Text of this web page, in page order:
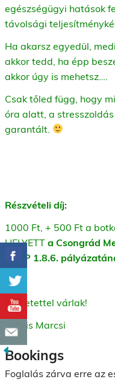
egészségügyi hatások
távolsági
Ha akarsz egyedül,
akkor tedd, ha épp
akkor úgy is mehetsz….
Csak tőled függ, hogy
óra alatt, a
garantált.
Részvételi díj:
1000 Ft, + 500 Ft a
HELYETT a Csongrád
EFOP 1.8.6.
Szeretettel várlak!
Kocsis Marcsi
Bookings
Foglalás zárva erre az